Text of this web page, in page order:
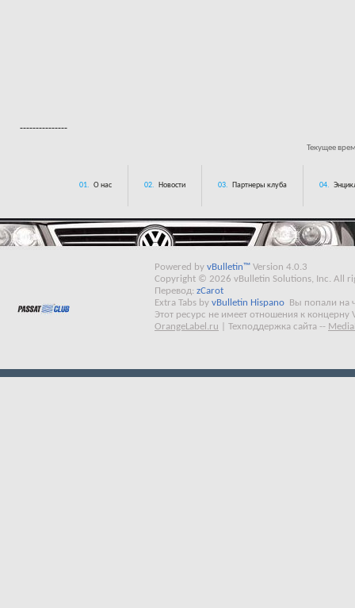
---------------
Текущее
01. О нас 02. Новости 03. Партнеры клуба 04.
Powered by vBulletin™ Version 4.0.3
Copyright © 2026 vBulletin Solutions, Inc. All
Перевод: zCarot
Extra Tabs by vBulletin Hispano
Вы попали на
Этот ресурс не имеет отношения к концерну
OrangeLabel.ru
Техподдержка сайта --